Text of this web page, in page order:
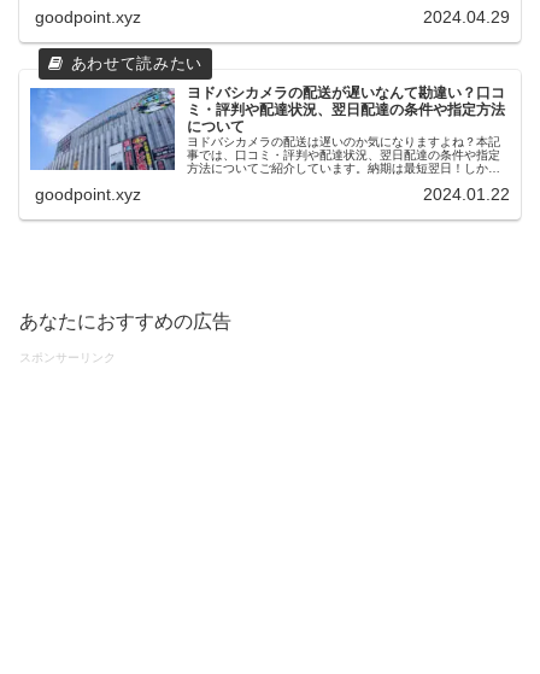
リア範囲や時間指定についてなども併せてご覧ください。
goodpoint.xyz 2024.04.29
ヨドバシカメラの配送が遅いなんて勘違い？口コ
ミ・評判や配達状況、翌日配達の条件や指定方法
について
ヨドバシカメラの配送は遅いのか気になりますよね？本記
事では、口コミ・評判や配達状況、翌日配達の条件や指定
方法についてご紹介しています。納期は最短翌日！しかも
goodpoint.xyz 2024.01.22
あなたにおすすめの広告
スポンサーリンク